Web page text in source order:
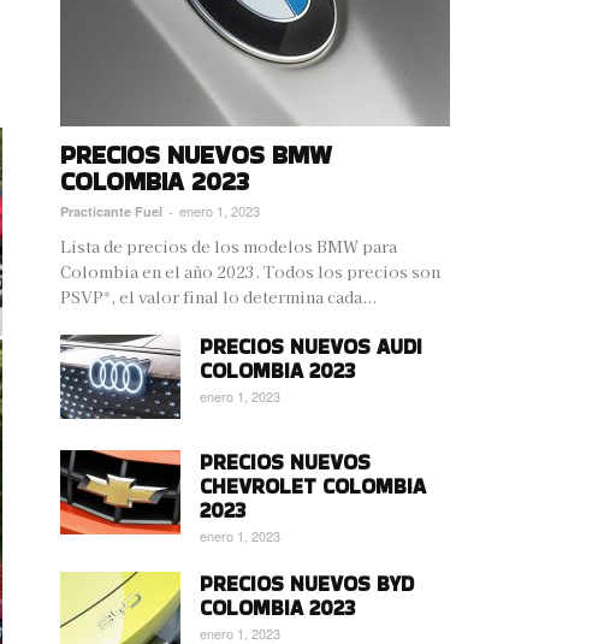
PRECIOS NUEVOS BMW
COLOMBIA 2023
Practicante Fuel - enero 1, 2023
Lista de precios de los modelos BMW para
Colombia en el año 2023. Todos los precios son
PSVP*, el valor final lo determina cada...
PRECIOS NUEVOS AUDI
COLOMBIA 2023
enero 1, 2023
PRECIOS NUEVOS
CHEVROLET COLOMBIA
2023
enero 1, 2023
PRECIOS NUEVOS BYD
COLOMBIA 2023
enero 1, 2023